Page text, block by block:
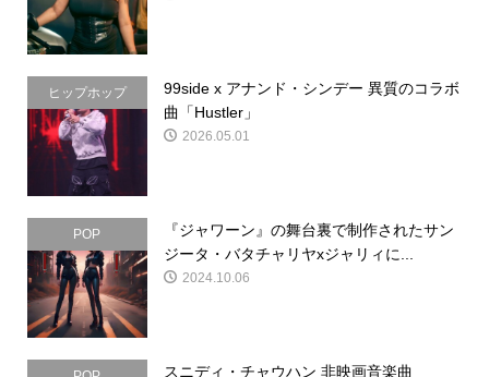
ヒップホップ
99side x アナンド・シンデー 異質のコラボ
曲「Hustler」
2026.05.01
POP
『ジャワーン』の舞台裏で制作されたサン
ジータ・バタチャリヤxジャリィに...
2024.10.06
スニディ・チャウハン 非映画音楽曲